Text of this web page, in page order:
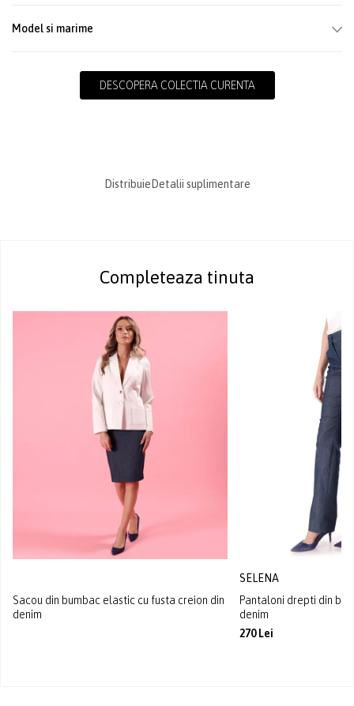
Model si marime
DESCOPERA COLECTIA CURENTA
Distribuie Detalii suplimentare
Completeaza tinuta
Sacou din bumbac elastic cu fusta creion din
denim
SELENA
Pantaloni drepti din
denim
270 Lei